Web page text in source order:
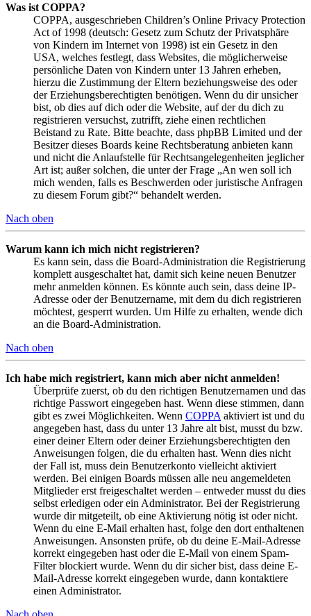
Was ist COPPA?
COPPA, ausgeschrieben Children’s Online Privacy Protection
Act of 1998 (deutsch: Gesetz zum Schutz der Privatsphäre
von Kindern im Internet von 1998) ist ein Gesetz in den
USA, welches festlegt, dass Websites, die möglicherweise
persönliche Daten von Kindern unter 13 Jahren erheben,
hierzu die Zustimmung der Eltern beziehungsweise des oder
der Erziehungsberechtigten benötigen. Wenn du dir unsicher
bist, ob dies auf dich oder die Website, auf der du dich zu
registrieren versuchst, zutrifft, ziehe einen rechtlichen
Beistand zu Rate. Bitte beachte, dass phpBB Limited und der
Besitzer dieses Boards keine Rechtsberatung anbieten kann
und nicht die Anlaufstelle für Rechtsangelegenheiten jeglicher
Art ist; außer solchen, die unter der Frage „An wen soll ich
mich wenden, falls es Beschwerden oder juristische Anfragen
zu diesem Forum gibt?“ behandelt werden.
Nach oben
Warum kann ich mich nicht registrieren?
Es kann sein, dass die Board-Administration die Registrierung
komplett ausgeschaltet hat, damit sich keine neuen Benutzer
mehr anmelden können. Es könnte auch sein, dass deine IP-
Adresse oder der Benutzername, mit dem du dich registrieren
möchtest, gesperrt wurden. Um Hilfe zu erhalten, wende dich
an die Board-Administration.
Nach oben
Ich habe mich registriert, kann mich aber nicht anmelden!
Überprüfe zuerst, ob du den richtigen Benutzernamen und das
richtige Passwort eingegeben hast. Wenn diese stimmen, dann
gibt es zwei Möglichkeiten. Wenn COPPA aktiviert ist und du
angegeben hast, dass du unter 13 Jahre alt bist, musst du bzw.
einer deiner Eltern oder deiner Erziehungsberechtigten den
Anweisungen folgen, die du erhalten hast. Wenn dies nicht
der Fall ist, muss dein Benutzerkonto vielleicht aktiviert
werden. Bei einigen Boards müssen alle neu angemeldeten
Mitglieder erst freigeschaltet werden – entweder musst du dies
selbst erledigen oder ein Administrator. Bei der Registrierung
wurde dir mitgeteilt, ob eine Aktivierung nötig ist oder nicht.
Wenn du eine E-Mail erhalten hast, folge den dort enthaltenen
Anweisungen. Ansonsten prüfe, ob du deine E-Mail-Adresse
korrekt eingegeben hast oder die E-Mail von einem Spam-
Filter blockiert wurde. Wenn du dir sicher bist, dass deine E-
Mail-Adresse korrekt eingegeben wurde, dann kontaktiere
einen Administrator.